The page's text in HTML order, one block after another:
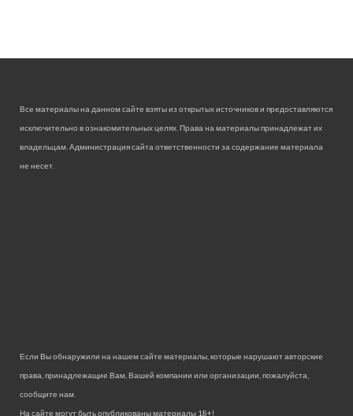
Все материалы на данном сайте взяты из открытых источников и предоставляются
исключительно в ознакомительных целях. Права на материалы принадлежат их
владельцам. Администрация сайта ответственности за содержание материала
не несет.
Если Вы обнаружили на нашем сайте материалы, которые нарушают авторские
права, принадлежащие Вам, Вашей компании или организации, пожалуйста,
сообщите нам.
На сайте могут быть опубликованы материалы 18+!